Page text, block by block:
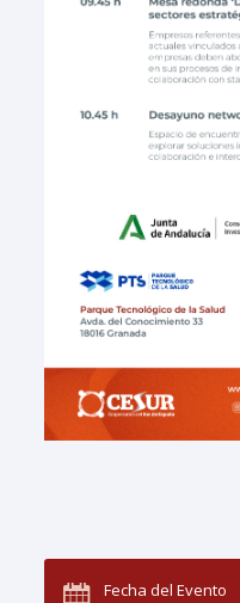
Fecha del Evento